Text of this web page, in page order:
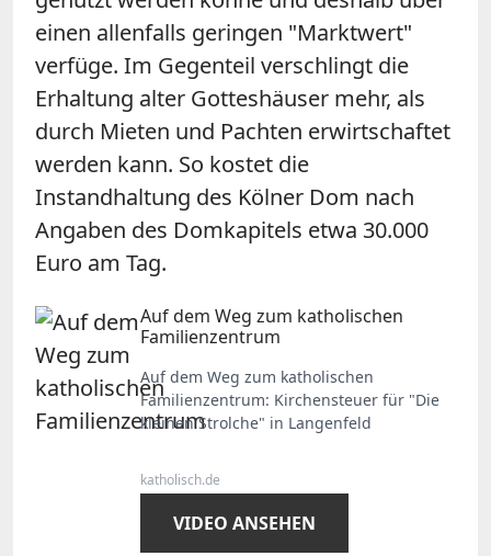
einen allenfalls geringen "Marktwert"
verfüge. Im Gegenteil verschlingt die
Erhaltung alter Gotteshäuser mehr, als
durch Mieten und Pachten erwirtschaftet
werden kann. So kostet die
Instandhaltung des Kölner Dom nach
Angaben des Domkapitels etwa 30.000
Euro am Tag.
Auf dem Weg zum katholischen
Familienzentrum
Auf dem Weg zum katholischen
Familienzentrum: Kirchensteuer für "Die
kleinen Strolche" in Langenfeld
katholisch.de
VIDEO ANSEHEN